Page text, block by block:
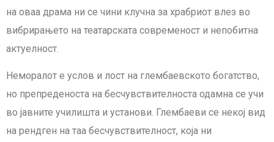
на оваа драма ни се чини клучна за храбриот влез во
вибрирањето на театарската современост и непобитна
актуелност.
Неморалот е услов и лост на глембаевското богатство,
но препреденоста на бесчувствителноста одамна се учи
во јавните училишта и установи. Глембаеви се некој вид
на рендген на таа бесчувствителност, која ни